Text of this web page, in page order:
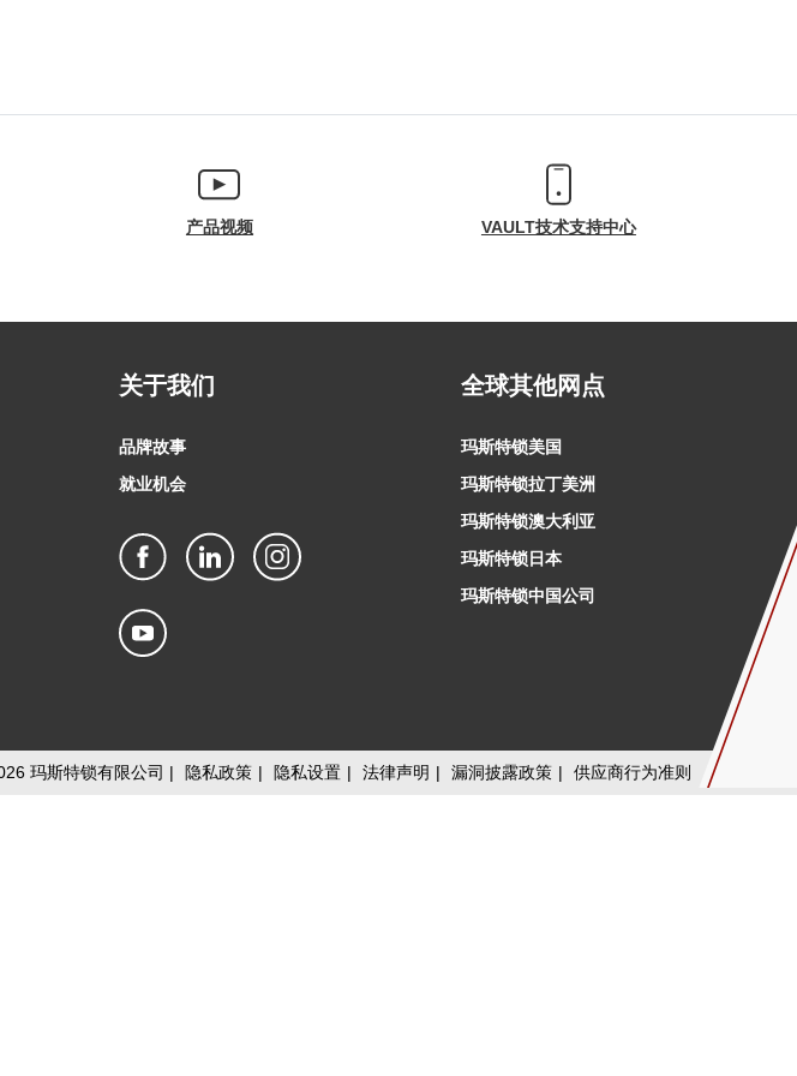
产品视频 VAULT技术支持中心
关于我们
品牌故事
就业机会
全球其他网点
玛斯特锁美国
玛斯特锁拉丁美洲
玛斯特锁澳大利亚
玛斯特锁日本
玛斯特锁中国公司
玛斯特锁有限公司 | 隐私政策 | 隐私设置 | 法律声明 | 漏洞披露政策 | 供应商行为准则